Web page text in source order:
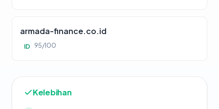
armada-finance.co.id
ID 95/100
Kelebihan